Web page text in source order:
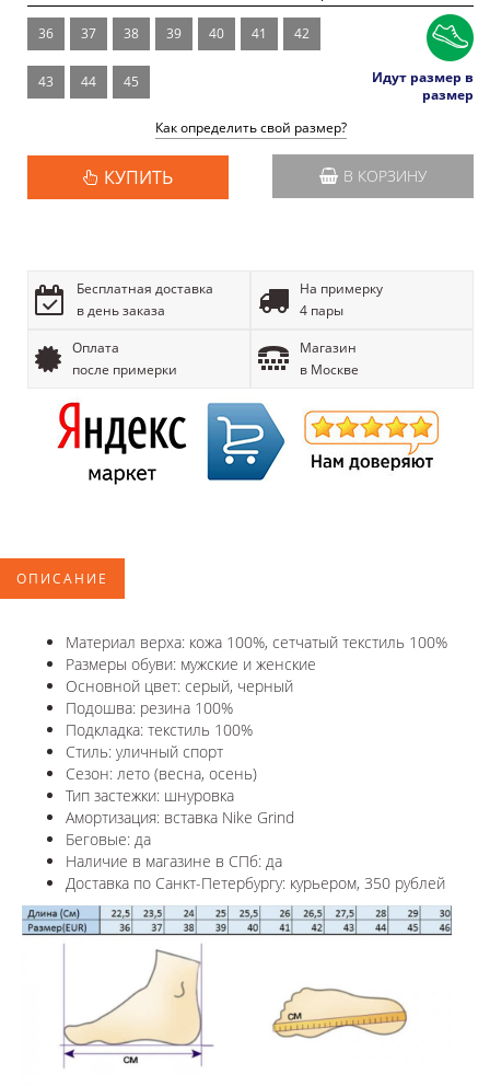
36 37 38 39 40 41 42
43 44 45
Идут размер в
размер
Как определить свой размер?
КУПИТЬ В КОРЗИНУ
Бесплатная доставка
в день заказа
На примерку
4 пары
Оплата
после примерки
Магазин
в Москве
ОПИСАНИЕ
Материал верха: кожа 100%, сетчатый текстиль 100%
Размеры обуви: мужские и женские
Основной цвет: серый, черный
Подошва: резина 100%
Подкладка: текстиль 100%
Стиль: уличный спорт
Сезон: лето (весна, осень)
Тип застежки: шнуровка
Амортизация: вставка Nike Grind
Беговые: да
Наличие в магазине в СПб: да
Доставка по Санкт-Петербургу: курьером, 350 рублей